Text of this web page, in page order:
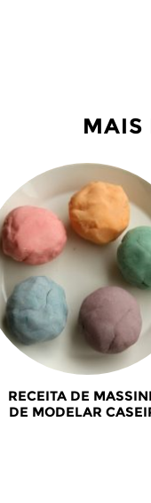
MAIS
RECEITA DE
DE MODELAR